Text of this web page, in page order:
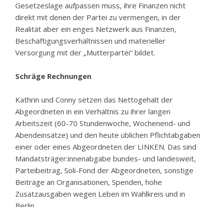
Gesetzeslage aufpassen muss, ihre Finanzen nicht
direkt mit denen der Partei zu vermengen, in der
Realität aber ein enges Netzwerk aus Finanzen,
Beschäftigungsverhältnissen und materieller
Versorgung mit der „Mutterpartei“ bildet.
Schräge Rechnungen
Kathrin und Conny setzen das Nettogehalt der
Abgeordneten in ein Verhältnis zu ihrer langen
Arbeitszeit (60-70 Stundenwoche, Wochenend- und
Abendeinsätze) und den heute üblichen Pflichtabgaben
einer oder eines Abgeordneten der LINKEN. Das sind
Mandatsträger:innenabgabe bundes- und landesweit,
Parteibeitrag, Soli-Fond der Abgeordneten, sonstige
Beiträge an Organisationen, Spenden, hohe
Zusatzausgaben wegen Leben im Wahlkreis und in